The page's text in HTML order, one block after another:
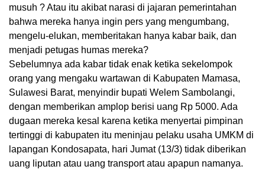
musuh ? Atau itu akibat narasi di jajaran pemerintahan
bahwa mereka hanya ingin pers yang mengumbang,
mengelu-elukan, memberitakan hanya kabar baik, dan
menjadi petugas humas mereka?
Sebelumnya ada kabar tidak enak ketika sekelompok
orang yang mengaku wartawan di Kabupaten Mamasa,
Sulawesi Barat, menyindir bupati Welem Sambolangi,
dengan memberikan amplop berisi uang Rp 5000. Ada
dugaan mereka kesal karena ketika menyertai pimpinan
tertinggi di kabupaten itu meninjau pelaku usaha UMKM di
lapangan Kondosapata, hari Jumat (13/3) tidak diberikan
uang liputan atau uang transport atau apapun namanya.